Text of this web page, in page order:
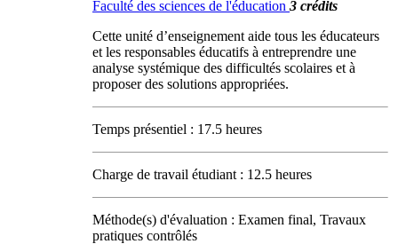
Faculté des sciences de l'éducation 3 crédits
Cette unité d’enseignement aide tous les éducateurs
et les responsables éducatifs à entreprendre une
analyse systémique des difficultés scolaires et à
proposer des solutions appropriées.
Temps présentiel : 17.5 heures
Charge de travail étudiant : 12.5 heures
Méthode(s) d'évaluation : Examen final, Travaux
pratiques contrôlés